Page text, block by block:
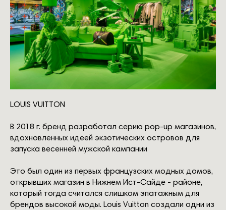
LOUIS VUITTON
В 2018 г. бренд разработал серию рор-uр магазинов,
вдохновленных идеей экзотических островов для
запуска весенней мужской кампании
Это был один из первых французских модных домов,
открывших магазин в Нижнем Ист-Сайде - районе,
который тогда считался слишком эпатажным для
брендов высокой моды. Louis Vuitton создали одни из